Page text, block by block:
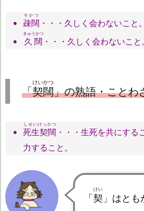
疎闊
そかつ
・・・久しく会わないこと
久闊
きゅうかつ
・・・久しく会わないこと
「契闊
けいかつ
」の熟語・ことわ
死生契闊
しせいけっかつ
・・・生死を共にする
力すること。
「契
けい
」はと